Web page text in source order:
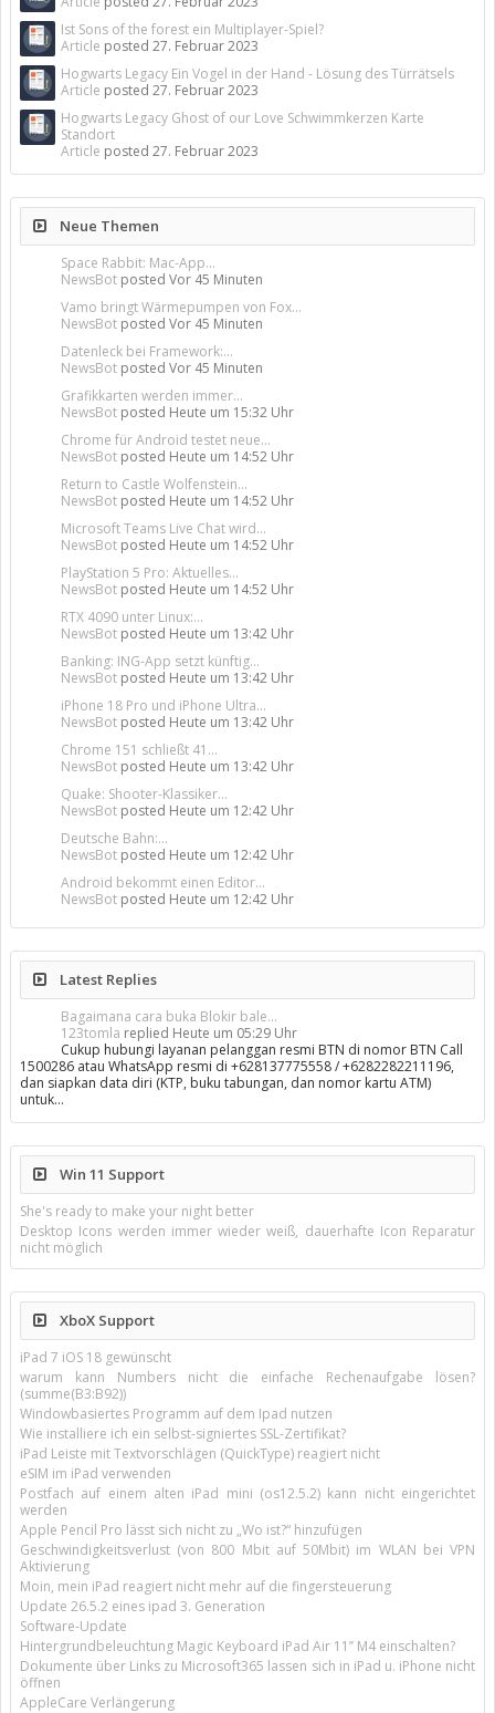
Ist Sons of the forest ein Multiplayer-Spiel?
Article posted 27. Februar 2023
Hogwarts Legacy Ein Vogel in der Hand - Lösung des Türrätsels
Article posted 27. Februar 2023
Hogwarts Legacy Ghost of our Love Schwimmkerzen Karte
Standort
Article posted 27. Februar 2023
Neue Themen
Space Rabbit: Mac-App...
NewsBot posted Vor 45 Minuten
Vamo bringt Wärmepumpen von Fox...
NewsBot posted Vor 45 Minuten
Datenleck bei Framework:...
NewsBot posted Vor 45 Minuten
Grafikkarten werden immer...
NewsBot posted Heute um 15:32 Uhr
Chrome für Android testet neue...
NewsBot posted Heute um 14:52 Uhr
Return to Castle Wolfenstein...
NewsBot posted Heute um 14:52 Uhr
Microsoft Teams Live Chat wird...
NewsBot posted Heute um 14:52 Uhr
PlayStation 5 Pro: Aktuelles...
NewsBot posted Heute um 14:52 Uhr
RTX 4090 unter Linux:...
NewsBot posted Heute um 13:42 Uhr
Banking: ING-App setzt künftig...
NewsBot posted Heute um 13:42 Uhr
iPhone 18 Pro und iPhone Ultra...
NewsBot posted Heute um 13:42 Uhr
Chrome 151 schließt 41...
NewsBot posted Heute um 13:42 Uhr
Quake: Shooter-Klassiker...
NewsBot posted Heute um 12:42 Uhr
Deutsche Bahn:...
NewsBot posted Heute um 12:42 Uhr
Android bekommt einen Editor...
NewsBot posted Heute um 12:42 Uhr
Latest Replies
Bagaimana cara buka Blokir bale...
123tomla replied Heute um 05:29 Uhr
Cukup hubungi layanan pelanggan resmi BTN di nomor BTN Call
1500286 atau WhatsApp resmi di +628137775558 / +6282282211196,
dan siapkan data diri (KTP, buku tabungan, dan nomor kartu ATM)
untuk…
Win 11 Support
She's ready to make your night better
Desktop Icons werden immer wieder weiß, dauerhafte Icon Reparatur
nicht möglich
XboX Support
iPad 7 iOS 18 gewünscht
warum kann Numbers nicht die einfache Rechenaufgabe lösen?
(summe(B3:B92))
Windowbasiertes Programm auf dem Ipad nutzen
Wie installiere ich ein selbst-signiertes SSL-Zertifikat?
iPad Leiste mit Textvorschlägen (QuickType) reagiert nicht
eSIM im iPad verwenden
Postfach auf einem alten iPad mini (os12.5.2) kann nicht eingerichtet
werden
Apple Pencil Pro lässt sich nicht zu „Wo ist?“ hinzufügen
Geschwindigkeitsverlust (von 800 Mbit auf 50Mbit) im WLAN bei VPN
Aktivierung
Moin, mein iPad reagiert nicht mehr auf die fingersteuerung
Update 26.5.2 eines ipad 3. Generation
Software-Update
Hintergrundbeleuchtung Magic Keyboard iPad Air 11’’ M4 einschalten?
Dokumente über Links zu Microsoft365 lassen sich in iPad u. iPhone nicht
öffnen
AppleCare Verlängerung